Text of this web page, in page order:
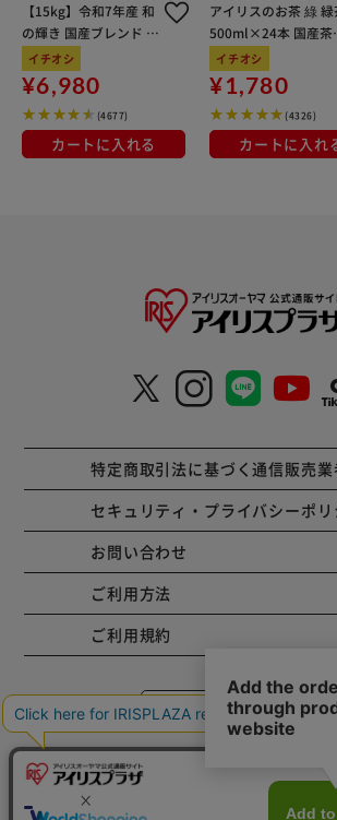
【15kg】令和7年産 和
の輝き 国産ブレンド 5
kg×3袋
イチオシ
¥6,980
(4677)
カートに入れる
アイリスのお茶 綠 緑
500ml×24本 国産茶
100％使用
イチオシ
¥1,780
(4326)
カートに入れ
特定商取引法に基づく通信販売業
セキュリティ・プライバシーポリ
お問い合わせ
ご利用方法
ご利用規約
コーポレートサイト
Copyright © 2001 IRISPLAZA. ALL Rights